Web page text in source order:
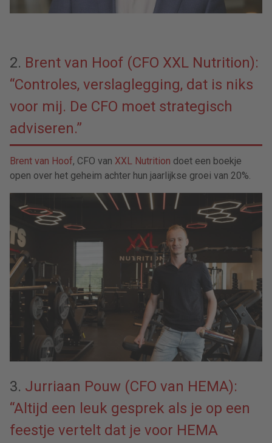
2. Brent van Hoof (CFO XXL Nutrition):
“Controles, verslaglegging, dat is niks
voor mij. De CFO moet strategisch
adviseren.”
Brent van Hoof, CFO van XXL Nutrition doet een boekje
open over het geheim achter hun jaarlijkse groei van 20%.
3. Jurriaan Pouw (CFO van HEMA):
“Altijd een leuk gesprek als je op een
feestje vertelt dat je voor HEMA